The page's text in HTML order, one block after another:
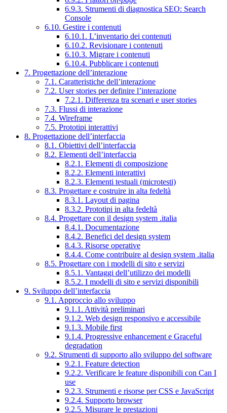
6.9.3. Strumenti di diagnostica SEO: Search
Console
6.10. Gestire i contenuti
6.10.1. L’inventario dei contenuti
6.10.2. Revisionare i contenuti
6.10.3. Migrare i contenuti
6.10.4. Pubblicare i contenuti
7. Progettazione dell’interazione
7.1. Caratteristiche dell’interazione
7.2. User stories per definire l’interazione
7.2.1. Differenza tra scenari e user stories
7.3. Flussi di interazione
7.4. Wireframe
7.5. Prototipi interattivi
8. Progettazione dell’interfaccia
8.1. Obiettivi dell’interfaccia
8.2. Elementi dell’interfaccia
8.2.1. Elementi di composizione
8.2.2. Elementi interattivi
8.2.3. Elementi testuali (microtesti)
8.3. Progettare e costruire in alta fedeltà
8.3.1. Layout di pagina
8.3.2. Prototipi in alta fedeltà
8.4. Progettare con il design system .italia
8.4.1. Documentazione
8.4.2. Benefici del design system
8.4.3. Risorse operative
8.4.4. Come contribuire al design system .italia
8.5. Progettare con i modelli di sito e servizi
8.5.1. Vantaggi dell’utilizzo dei modelli
8.5.2. I modelli di sito e servizi disponibili
9. Sviluppo dell’interfaccia
9.1. Approccio allo sviluppo
9.1.1. Attività preliminari
9.1.2. Web design responsivo e accessibile
9.1.3. Mobile first
9.1.4. Progressive enhancement e Graceful
degradation
9.2. Strumenti di supporto allo sviluppo del software
9.2.1. Feature detection
9.2.2. Verificare le feature disponibili con Can I
use
9.2.3. Strumenti e risorse per CSS e JavaScript
9.2.4. Supporto browser
9.2.5. Misurare le prestazioni